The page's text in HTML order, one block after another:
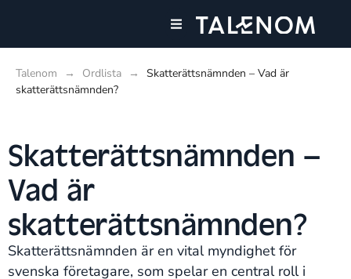
Talenom → Ordlista →
Skatterättsnämnden – Vad är
skatterättsnämnden?
Skatterättsnämnden –
Vad är
skatterättsnämnden?
Skatterättsnämnden är en vital myndighet för
svenska företagare, som spelar en central roll i